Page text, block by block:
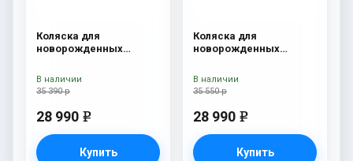
Коляска для
новорожденных
35 390 р
28 990 e
Купить
В наличии
Коляска для
новорожденных
35 550 р
28 990 e
Купить
В наличии